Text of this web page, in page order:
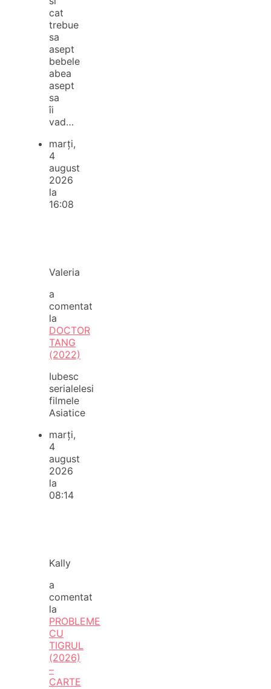
cat
trebue
sa
asept
bebele
abea
asept
sa
îi
vad…
marți,
4
august
2026
la
16:08
Valeria
a
comentat
la
DOCTOR
TANG
(2022)
Iubesc
serialelesi
filmele
Asiatice
marți,
4
august
2026
la
08:14
Kally
a
comentat
la
PROBLEME
CU
TIGRUL
(2026)
–
CARTE